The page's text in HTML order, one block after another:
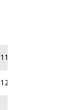
11.930.000
12.350.000